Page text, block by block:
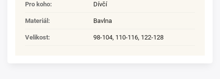
Pro koho: Dívčí
Materiál : Bavlna
Velikost: 98-104, 110-116, 122-128